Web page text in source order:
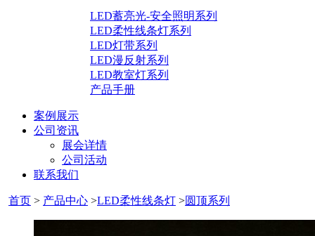
LED蓄亮光-安全照明系列
LED柔性线条灯系列
LED灯带系列
LED漫反射系列
LED教室灯系列
产品手册
案例展示
公司资讯
展会详情
公司活动
联系我们
首页 > 产品中心 >LED柔性线条灯 >圆顶系列